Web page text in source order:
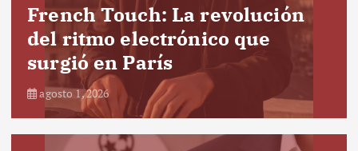
French Touch: La revolución
del ritmo electrónico que
surgió en París
agosto 1, 2026